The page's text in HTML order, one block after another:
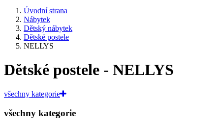
Úvodní strana
Nábytek
Dětský nábytek
Dětské postele
NELLYS
Dětské postele - NELLYS
všechny kategorie
všechny kategorie